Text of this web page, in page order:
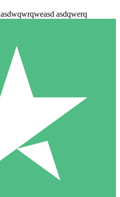
asdwqwrqweasd asdqwerq